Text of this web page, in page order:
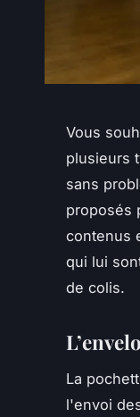
Vous
plusieurs
sans
proposés
contenus
qui lui
de colis.
La
l'envoi